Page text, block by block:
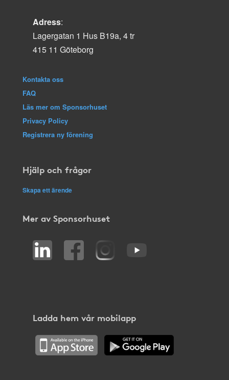
Adress:
Lagergatan 1 Hus B19a, 4 tr
415 11 Göteborg
Kontakta oss
FAQ
Läs mer om Sponsorhuset
Privacy Policy
Registrera ny förening
Hjälp och frågor
Skapa ett ärende
Mer av Sponsorhuset
Ladda hem vår mobilapp